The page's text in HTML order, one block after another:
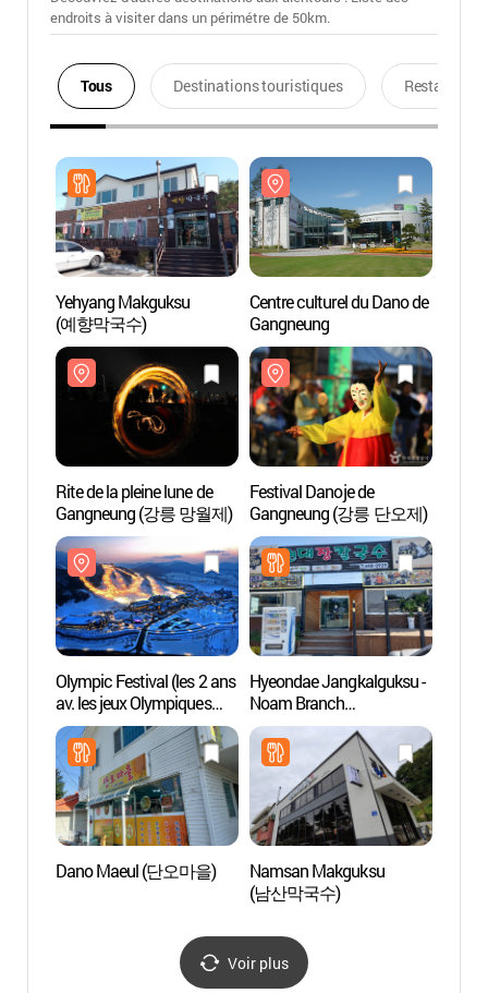
endroits à visiter dans un périmétre de 50km.
Tous Destinations touristiques Restaurants
Yehyang Makguksu
(예향막국수)
Centre culturel du Dano de
Gangneung
Rite de la pleine lune de
Gangneung (강릉 망월제)
Festival Danoje de
Gangneung (강릉 단오제)
Olympic Festival (les 2 ans
av. les jeux Olympiques
d’hiver à Pyeongchang)
(평창 동계올림픽(G-2년)
페스티벌)
Hyeondae Jangkalguksu -
Noam Branch
(현대장칼국수 노암)
Dano Maeul (단오마을)
Namsan Makguksu
(남산막국수)
Voir plus